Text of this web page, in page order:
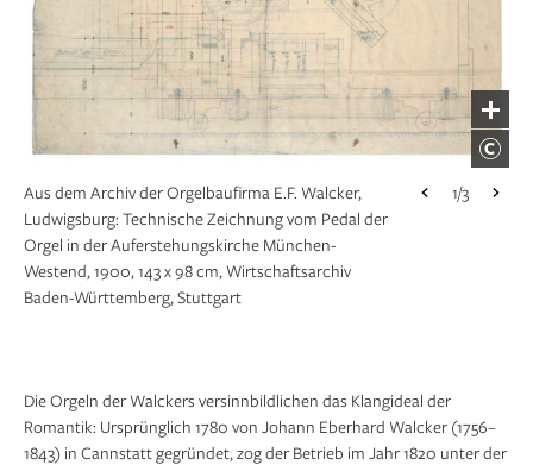
Aus dem Archiv der Orgelbaufirma E.F. Walcker,
Ludwigsburg: Technische Zeichnung vom Pedal der
Orgel in der Auferstehungskirche München-
Westend, 1900, 143 x 98 cm, Wirtschaftsarchiv
Baden-Württemberg, Stuttgart
1/3
Ludwigsburg: Foto der St. Petrikirche in Lübeck,
um 1900, Orgel 1887 von Eberhard Heinrich
Walcker gebaut, Wirtschaftsarchiv Baden-
Württemberg, Stuttgart
Die Orgeln der Walckers versinnbildlichen das Klangideal der
Romantik: Ursprünglich 1780 von Johann Eberhard Walcker (1756–
1843) in Cannstatt gegründet, zog der Betrieb im Jahr 1820 unter der